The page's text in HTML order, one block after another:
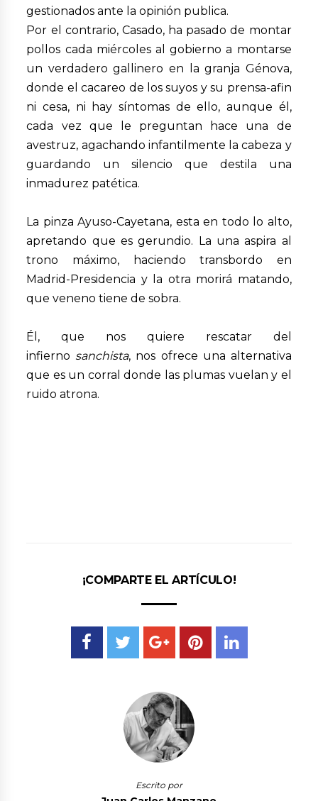
gestionados ante la opinión publica.
Por el contrario, Casado, ha pasado de montar
pollos cada miércoles al gobierno a montarse
un verdadero gallinero en la granja Génova,
donde el cacareo de los suyos y su prensa-afin
ni cesa, ni hay síntomas de ello, aunque él,
cada vez que le preguntan hace una de
avestruz, agachando infantilmente la cabeza y
guardando un silencio que destila una
inmadurez patética.
La pinza Ayuso-Cayetana, esta en todo lo alto,
apretando que es gerundio. La una aspira al
trono máximo, haciendo transbordo en
Madrid-Presidencia y la otra morirá matando,
que veneno tiene de sobra.
Él, que nos quiere rescatar del
infierno sanchista, nos ofrece una alternativa
que es un corral donde las plumas vuelan y el
ruido atrona.
¡COMPARTE EL ARTÍCULO!
Escrito por